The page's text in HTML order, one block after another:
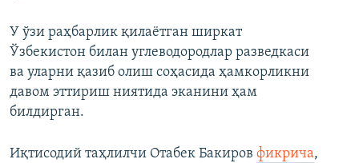
У ўзи раҳбарлик қилаётган ширкат
Ўзбекистон билан углеводородлар разведкаси
ва уларни қазиб олиш соҳасида ҳамкорликни
давом эттириш ниятида эканини ҳам
билдирган.
Иқтисодий таҳлилчи Отабек Бакиров фикрича,